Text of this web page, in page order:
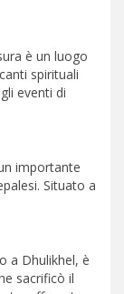
è un luogo
spirituali
eventi di
importante
Situato a
a Dhulikhel, è
sacrificò il